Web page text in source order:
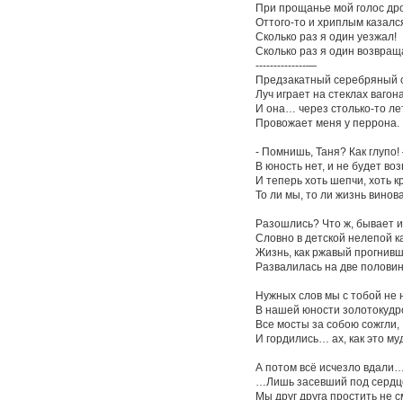
При прощанье мой голос
Оттого-то и хриплым
Сколько раз я один уезжал!
Сколько раз я один
--------------—
Предзакатный серебряный
Луч играет на стеклах
И она… через столько-то
Провожает меня у перрона.
- Помнишь, Таня? Как
В юность нет, и не будет
И теперь хоть шепчи, хоть
То ли мы, то ли жизнь
Разошлись? Что ж, бывает и
Словно в детской нелепой
Жизнь, как ржавый
Развалилась на две
Нужных слов мы с тобой не
В нашей юности
Все мосты за собою сожгли,
И гордились… ах, как это
А потом всё исчезло
…Лишь засевший под
Мы друг друга простить не